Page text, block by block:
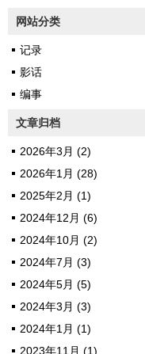
网站分类
记录
影话
编事
文章归档
2026年3月 (2)
2026年1月 (28)
2025年2月 (1)
2024年12月 (6)
2024年10月 (2)
2024年7月 (3)
2024年5月 (5)
2024年3月 (3)
2024年1月 (1)
2023年11月 (1)